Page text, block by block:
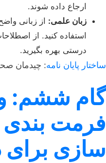
ارجاع داده شوند.
زبان علمی: از زبانی
استفاده کنید. از
درستی بهره بگیرید.
ساختار پایان نامه: چیدمان
گام ششم:
فرمت بندی
سازی برای